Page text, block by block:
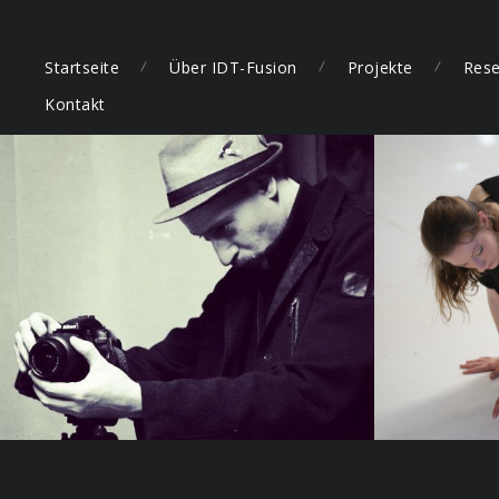
Startseite Über IDT-Fusion Projekte
Kontakt